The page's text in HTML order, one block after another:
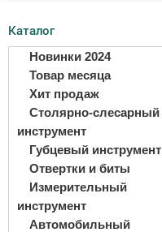
Каталог
Новинки 2024
Товар месяца
Хит продаж
Столярно-слесарный
инструмент
Губцевый инструмент
Отвертки и биты
Измерительный
инструмент
Автомобильный